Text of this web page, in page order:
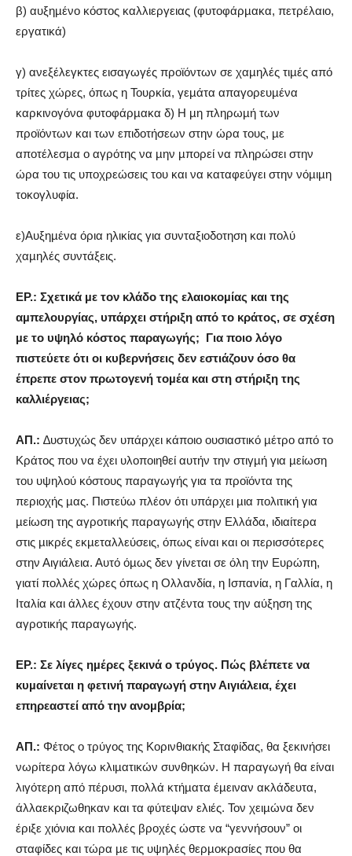
β) αυξηµένο κόστος καλλιεργειας (φυτοφάρµακα, πετρέλαιο,
εργατικά)
γ) ανεξέλεγκτες εισαγωγές προϊόντων σε χαµηλές τιµές από
τρίτες χώρες, όπως η Τουρκία, γεµάτα απαγορευµένα
καρκινογόνα φυτοφάρµακα δ) Η µη πληρωµή των
προϊόντων και των επιδοτήσεων στην ώρα τους, µε
αποτέλεσµα ο αγρότης να µην µπορεί να πληρώσει στην
ώρα του τις υποχρεώσεις του και να καταφεύγει στην νόµιµη
τοκογλυφία.
ε)Αυξηµένα όρια ηλικίας για συνταξιοδοτηση και πολύ
χαµηλές συντάξεις.
ΕΡ.: Σχετικά µε τον κλάδο της ελαιοκοµίας και της
αµπελουργίας, υπάρχει στήριξη από το κράτος, σε σχέση
µε το υψηλό κόστος παραγωγής; Για ποιο λόγο
πιστεύετε ότι οι κυβερνήσεις δεν εστιάζουν όσο θα
έπρεπε στον πρωτογενή τοµέα και στη στήριξη της
καλλιέργειας;
AΠ.: ∆υστυχώς δεν υπάρχει κάποιο ουσιαστικό µέτρο από το
Κράτος που να έχει υλοποιηθεί αυτήν την στιγµή για µείωση
του υψηλού κόστους παραγωγής για τα προϊόντα της
περιοχής µας. Πιστεύω πλέον ότι υπάρχει µια πολιτική για
µείωση της αγροτικής παραγωγής στην Ελλάδα, ιδιαίτερα
στις µικρές εκµεταλλεύσεις, όπως είναι και οι περισσότερες
στην Αιγιάλεια. Αυτό όµως δεν γίνεται σε όλη την Ευρώπη,
γιατί πολλές χώρες όπως η Ολλανδία, η Ισπανία, η Γαλλία, η
Ιταλία και άλλες έχουν στην ατζέντα τους την αύξηση της
αγροτικής παραγωγής.
ΕΡ.: Σε λίγες ηµέρες ξεκινά ο τρύγος. Πώς βλέπετε να
κυµαίνεται η φετινή παραγωγή στην Αιγιάλεια, έχει
επηρεαστεί από την ανοµβρία;
AΠ.: Φέτος ο τρύγος της Κορινθιακής Σταφίδας, θα ξεκινήσει
νωρίτερα λόγω κλιµατικών συνθηκών. Η παραγωγή θα είναι
λιγότερη από πέρυσι, πολλά κτήµατα έµειναν ακλάδευτα,
άλλαεκριζωθηκαν και τα φύτεψαν ελιές. Τον χειµώνα δεν
έριξε χιόνια και πολλές βροχές ώστε να “γεννήσουν” οι
σταφίδες και τώρα µε τις υψηλές θερµοκρασίες που θα